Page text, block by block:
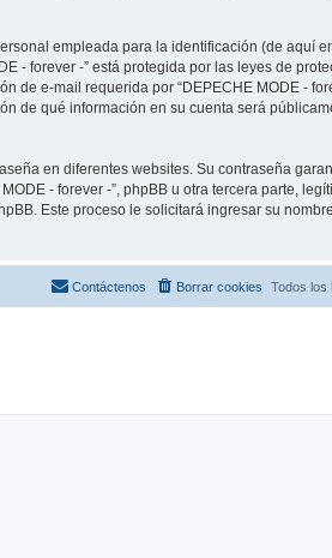
empleada para la identificación (de aquí
- forever -” está protegida por las leyes de
de e-mail requerida por “DEPECHE MODE -
de qué información en su cuenta será
en diferentes websites. Su contraseña
- forever -”, phpBB u otra tercera parte,
Este proceso le solicitará ingresar su
Todos los
Borrar cookies
Contáctenos